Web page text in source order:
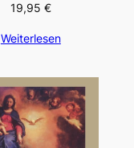
19,95 €
Weiterlesen